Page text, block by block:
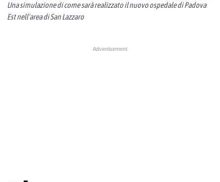
Una simulazione di come sarà realizzato il nuovo ospedale di Padova
Est nell’area di San Lazzaro